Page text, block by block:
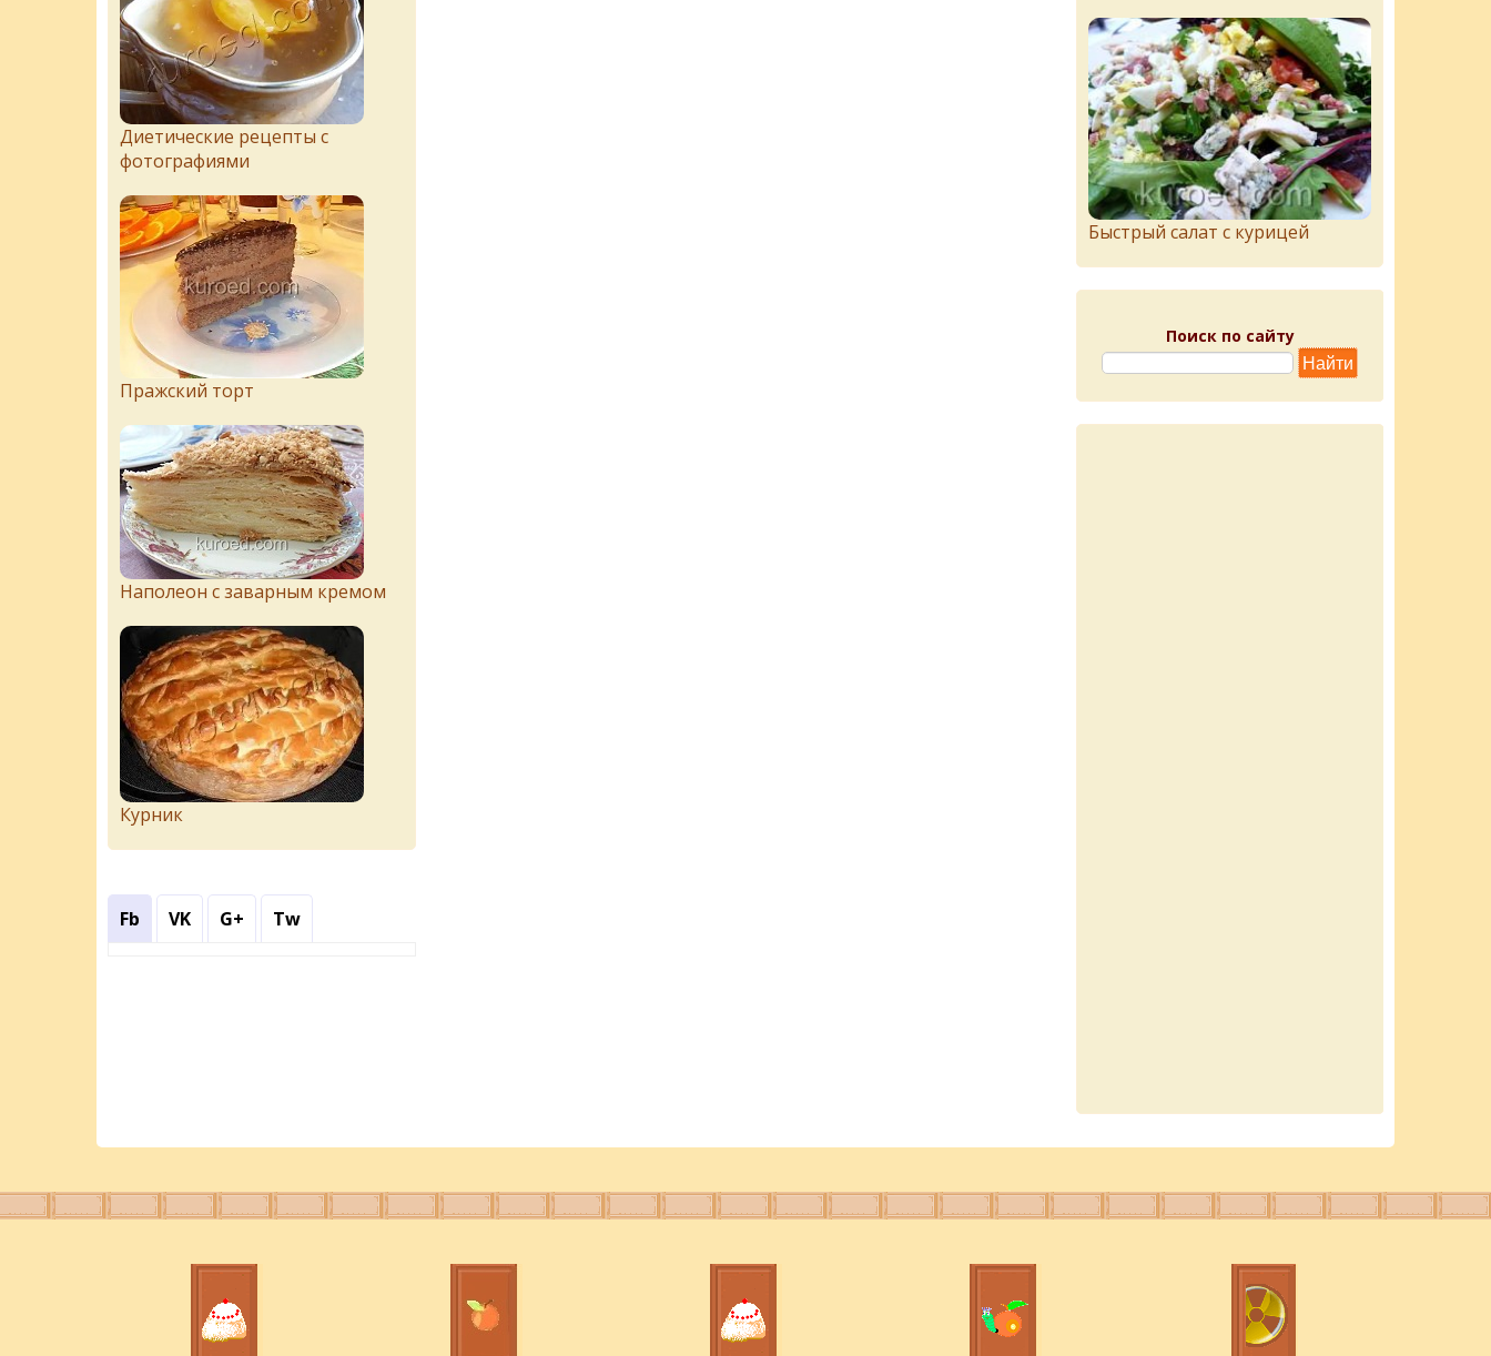
Диетические рецепты с
фотографиями
Пражский торт
Наполеон с заварным кремом
Курник
Fb VK G+ Tw
Быстрый салат с курицей
Поиск по сайту